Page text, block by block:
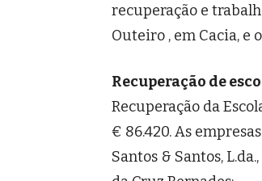
recuperação e
Outeiro , em Cacia, e
Recuperação de
Recuperação da
€ 86.420. As
Santos & Santos,